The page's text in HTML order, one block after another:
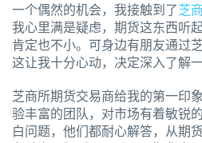
一个偶然的机会，我接触到了芝
我心里满是疑虑，期货这东西听
肯定也不小。可身边有朋友通过
这让我十分心动，决定深入了解一
芝商所期货交易商给我的第一印
验丰富的团队，对市场有着敏锐
白问题，他们都耐心解答，从期